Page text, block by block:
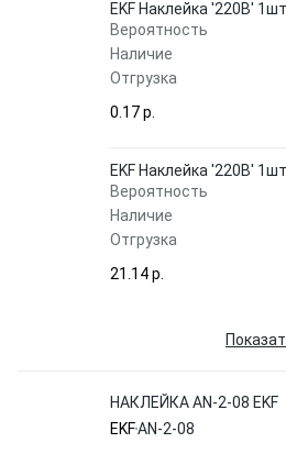
EKF Наклейка '220В'
Вероятность
Наличие
Отгрузка
0.17 p.
EKF Наклейка '220В'
Вероятность
Наличие
Отгрузка
21.14 p.
НАКЛЕЙКА AN-2-08 EKF
EKFAN-2-08